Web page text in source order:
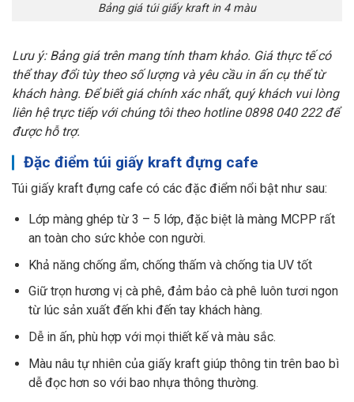
Bảng giá túi giấy kraft in 4 màu
Lưu ý: Bảng giá trên mang tính tham khảo. Giá thực tế có
thể thay đổi tùy theo số lượng và yêu cầu in ấn cụ thể từ
khách hàng. Để biết giá chính xác nhất, quý khách vui lòng
liên hệ trực tiếp với chúng tôi theo hotline 0898 040 222 để
được hỗ trợ.
Đặc điểm túi giấy kraft đựng cafe
Túi giấy kraft đựng cafe có các đặc điểm nổi bật như sau:
Lớp màng ghép từ 3 – 5 lớp, đặc biệt là màng MCPP rất
an toàn cho sức khỏe con người.
Khả năng chống ẩm, chống thấm và chống tia UV tốt
Giữ trọn hương vị cà phê, đảm bảo cà phê luôn tươi ngon
từ lúc sản xuất đến khi đến tay khách hàng.
Dễ in ấn, phù hợp với mọi thiết kế và màu sắc.
Màu nâu tự nhiên của giấy kraft giúp thông tin trên bao bì
dễ đọc hơn so với bao nhựa thông thường.